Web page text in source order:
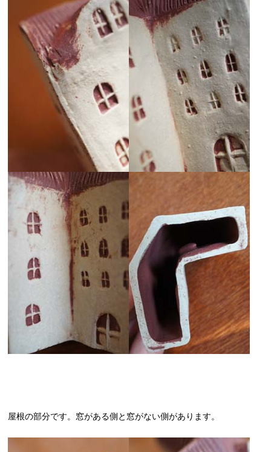
屋根の部分です。窓がある側と窓がない側があります。